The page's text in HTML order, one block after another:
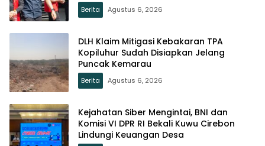
Berita Agustus 6, 2026
DLH Klaim Mitigasi Kebakaran TPA
Kopiluhur Sudah Disiapkan Jelang
Puncak Kemarau
Berita Agustus 6, 2026
Kejahatan Siber Mengintai, BNI dan
Komisi VI DPR RI Bekali Kuwu Cirebon
Lindungi Keuangan Desa